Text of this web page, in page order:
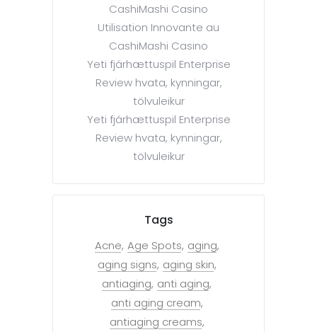
CashiMashi Casino
Utilisation Innovante au
CashiMashi Casino
Yeti fjárhættuspil Enterprise
Review hvata, kynningar,
tölvuleikur
Yeti fjárhættuspil Enterprise
Review hvata, kynningar,
tölvuleikur
Tags
Acne Age Spots aging
aging signs aging skin
antiaging anti aging
anti aging cream
antiaging creams